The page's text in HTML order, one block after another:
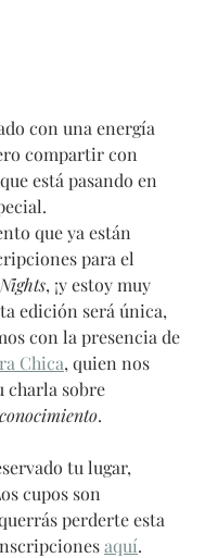
con una energía
compartir con
está pasando en
que ya están
para el
, ¡y estoy muy
edición será única,
con la presencia de
Chica, quien nos
charla sobre
.
tu lugar,
cupos son
perderte esta
aquí.